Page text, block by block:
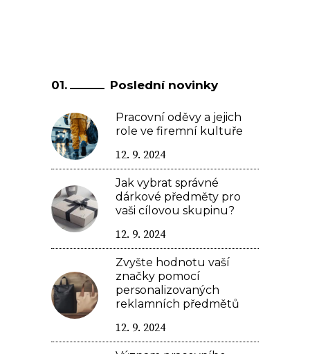
Poslední novinky
Pracovní oděvy a jejich
role ve firemní kultuře
12. 9. 2024
Jak vybrat správné
dárkové předměty pro
vaši cílovou skupinu?
12. 9. 2024
Zvyšte hodnotu vaší
značky pomocí
personalizovaných
reklamních předmětů
12. 9. 2024